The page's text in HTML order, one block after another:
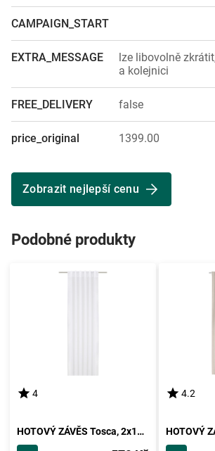
CAMPAIGN_START
EXTRA_MESSAGE
lze libovolně
a kolejnici
FREE_DELIVERY false
price_original 1399.00
Zobrazit nejlepší cenu
Podobné produkty
4
HOTOVÝ ZÁVĚS Tosca, 2x140/245cm, Bílá
4.2